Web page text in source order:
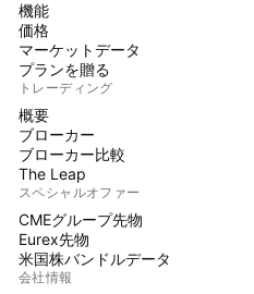
機能
価格
マーケットデータ
プランを贈る
トレーディング
概要
ブローカー
ブローカー比較
The Leap
スペシャルオファー
CMEグループ先物
Eurex先物
米国株バンドルデータ
会社情報